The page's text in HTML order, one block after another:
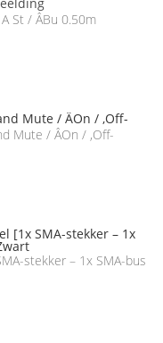
St / Â­Bu 0.50m
Mute / Â­On / ,Off-
stekker – 1x SMA-bus